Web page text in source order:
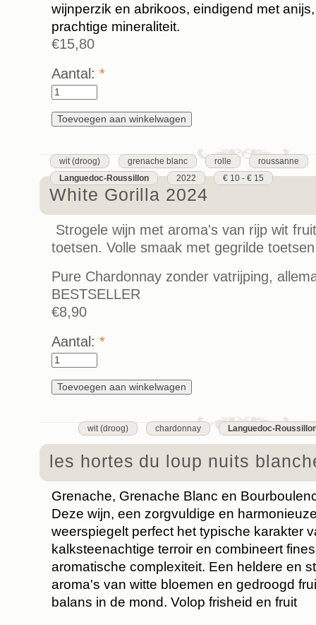
wijnperzik en abrikoos, eindigend met
prachtige mineraliteit.
€15,80
Aantal: *
wit (droog) grenache blanc rolle
roussanne
Languedoc-Roussillon
2022 € 10 - € 15
White Gorilla 2024
Strogele wijn met aroma's van rijp wit
toetsen. Volle smaak met gegrilde toetsen
Pure Chardonnay zonder vatrijping,
BESTSELLER
€8,90
Aantal: *
wit (droog) chardonnay Languedoc-
les hortes du loup nuits
Grenache, Grenache Blanc en
Deze wijn, een zorgvuldige en
weerspiegelt perfect het typische karakter
kalksteenachtige terroir en combineert
aromatische complexiteit. Een heldere en
aroma's van witte bloemen en gedroogd
balans in de mond. Volop frisheid en fruit